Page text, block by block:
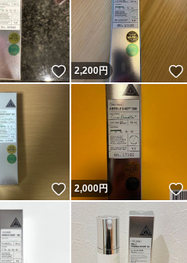
いいね！
2,200円
いいね！
2,000円